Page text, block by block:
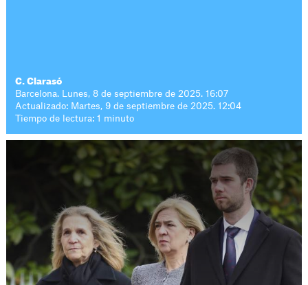
C. Clarasó
Barcelona. Lunes, 8 de septiembre de 2025. 16:07
Actualizado: Martes, 9 de septiembre de 2025. 12:04
Tiempo de lectura: 1 minuto